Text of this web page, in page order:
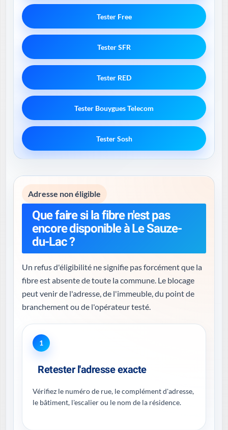
Tester Free
Tester SFR
Tester RED
Tester Bouygues Telecom
Tester Sosh
Adresse non éligible
Que faire si la fibre n'est pas
encore disponible à Le Sauze-
du-Lac ?
Un refus d'éligibilité ne signifie pas forcément que la
fibre est absente de toute la commune. Le blocage
peut venir de l'adresse, de l'immeuble, du point de
branchement ou de l'opérateur testé.
1
Retester l'adresse exacte
Vérifiez le numéro de rue, le complément d'adresse,
le bâtiment, l'escalier ou le nom de la résidence.